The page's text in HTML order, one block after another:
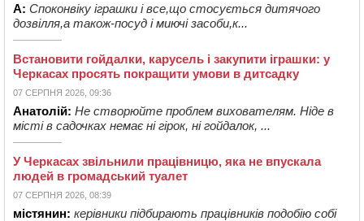
А: Споконвіку іграшки і все,що стосується дитячого
дозвілля,а також-посуд і миючі засоби,к...
Встановити гойдалки, карусель і закупити іграшки: у
Черкасах просять покращити умови в дитсадку
07 СЕРПНЯ 2026, 09:36
Анатолій: Не створюйте проблем вихователям. Ніде в
місті в садочках немає ні гірок, ні гойдалок, ...
У Черкасах звільнили працівницю, яка не впускала
людей в громадський туалет
07 СЕРПНЯ 2026, 08:39
містянин: керівники підбирають працівників подобію собі